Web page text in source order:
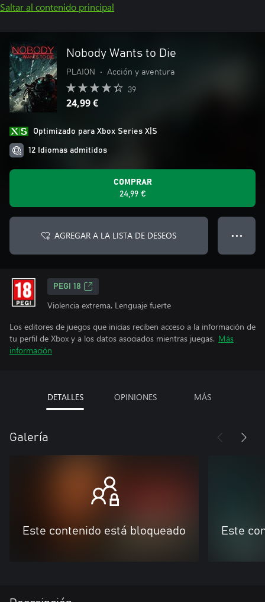
Saltar al contenido principal
Nobody Wants to Die
PLAION • Acción y aventura
39
24,99 €
Optimizado para Xbox Series X|S
12 Idiomas admitidos
COMPRAR
24,99 €
AGREGAR A LA LISTA DE DESEOS ● ● ●
PEGI 18
Violencia extrema, Lenguaje fuerte
Los editores de juegos que inicias reciben acceso a la información de
tu perfil de Xbox y a los datos asociados mientras juegas. Más
información
DETALLES OPINIONES MÁS
Galería
Este contenido está bloqueado Este